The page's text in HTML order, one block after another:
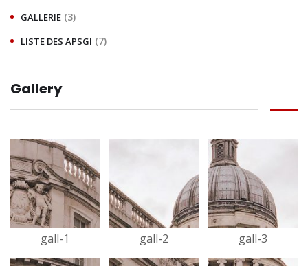
GALLERIE (3)
LISTE DES APSGI (7)
Gallery
gall-1 gall-2 gall-3